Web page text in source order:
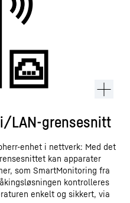
LAN-grensesnitt
enhet i nettverk: Med det
kan apparater
som SmartMonitoring fra
kontrolleres
enkelt og sikkert, via